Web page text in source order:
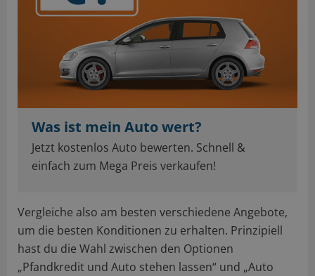
Was ist mein Auto wert?
Jetzt kostenlos Auto bewerten. Schnell &
einfach zum Mega Preis verkaufen!
Vergleiche also am besten verschiedene Angebote,
um die besten Konditionen zu erhalten. Prinzipiell
hast du die Wahl zwischen den Optionen
„Pfandkredit und Auto stehen lassen“ und „Auto